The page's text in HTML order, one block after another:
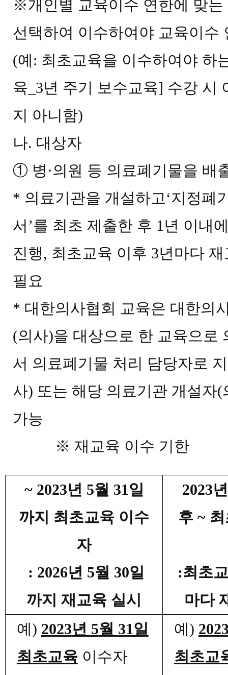
※개인별 교육이수 연한에 맞
선택하여 이수하여야 교육이수
(예 : 최초교육을 이수하여야 하
육 _3년 주기 보수교육] 수강 시
지 아니함)
나. 대상자
① 병 ·의원 등 의료폐기물을 배
* 의료기관을 개설하고 ‘지정폐
서 ’를 최초 제출한 후 1 년 이내
진행, 최초교육 이후 3년마다
필요
* 대한의사협회 교육은 대한의
(의사)을 대상으로 한 교육으로
서 의료폐기물 처리 담당자로
사) 또는 해당 의료기관 개설자(
가능
※ 재교육 이수 기한
~ 2023년 5월 31일
까지 최초교육 이수
자
: 2026년 5월 30일
까지 재교육 실시
2023
후 ~
:최초
마다
예 ) 2023년 5월 31일
최초교육 이수자
예 )
최초교